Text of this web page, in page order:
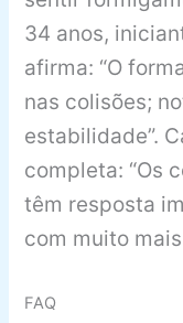
34 anos,
afirma: “O
nas colisões;
estabilidade”.
completa: “Os
têm resposta
com muito
FAQ